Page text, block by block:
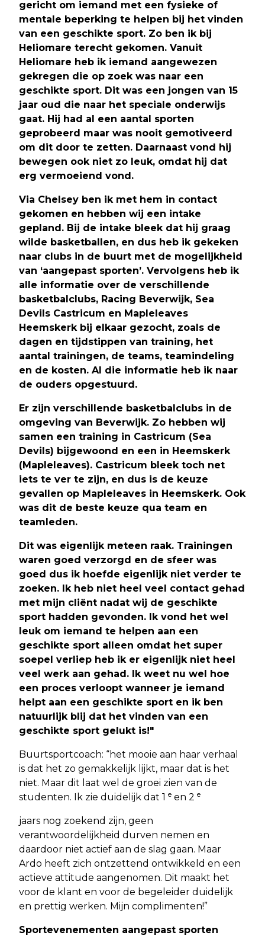
gericht om iemand met een fysieke of
mentale beperking te helpen bij het vinden
van een geschikte sport. Zo ben ik bij
Heliomare terecht gekomen. Vanuit
Heliomare heb ik iemand aangewezen
gekregen die op zoek was naar een
geschikte sport. Dit was een jongen van 15
jaar oud die naar het speciale onderwijs
gaat. Hij had al een aantal sporten
geprobeerd maar was nooit gemotiveerd
om dit door te zetten. Daarnaast vond hij
bewegen ook niet zo leuk, omdat hij dat
erg vermoeiend vond.
Via Chelsey ben ik met hem in contact
gekomen en hebben wij een intake
gepland. Bij de intake bleek dat hij graag
wilde basketballen, en dus heb ik gekeken
naar clubs in de buurt met de mogelijkheid
van ‘aangepast sporten’. Vervolgens heb ik
alle informatie over de verschillende
basketbalclubs, Racing Beverwijk, Sea
Devils Castricum en Mapleleaves
Heemskerk bij elkaar gezocht, zoals de
dagen en tijdstippen van training, het
aantal trainingen, de teams, teamindeling
en de kosten. Al die informatie heb ik naar
de ouders opgestuurd.
Er zijn verschillende basketbalclubs in de
omgeving van Beverwijk. Zo hebben wij
samen een training in Castricum (Sea
Devils) bijgewoond en een in Heemskerk
(Mapleleaves). Castricum bleek toch net
iets te ver te zijn, en dus is de keuze
gevallen op Mapleleaves in Heemskerk. Ook
was dit de beste keuze qua team en
teamleden.
Dit was eigenlijk meteen raak. Trainingen
waren goed verzorgd en de sfeer was
goed dus ik hoefde eigenlijk niet verder te
zoeken. Ik heb niet heel veel contact gehad
met mijn cliënt nadat wij de geschikte
sport hadden gevonden. Ik vond het wel
leuk om iemand te helpen aan een
geschikte sport alleen omdat het super
soepel verliep heb ik er eigenlijk niet heel
veel werk aan gehad. Ik weet nu wel hoe
een proces verloopt wanneer je iemand
helpt aan een geschikte sport en ik ben
natuurlijk blij dat het vinden van een
geschikte sport gelukt is!"
Buurtsportcoach: “het mooie aan haar verhaal
is dat het zo gemakkelijk lijkt, maar dat is het
niet. Maar dit laat wel de groei zien van de
studenten. Ik zie duidelijk dat 1 e en 2 e
jaars nog zoekend zijn, geen
verantwoordelijkheid durven nemen en
daardoor niet actief aan de slag gaan. Maar
Ardo heeft zich ontzettend ontwikkeld en een
actieve attitude aangenomen. Dit maakt het
voor de klant en voor de begeleider duidelijk
en prettig werken. Mijn complimenten!”
Sportevenementen aangepast sporten